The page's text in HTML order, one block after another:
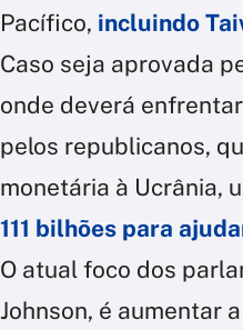
Pacífico, incluindo
Caso seja aprovada
onde deverá
pelos republicanos,
monetária à Ucrânia,
111 bilhões para
O atual foco dos
Johnson, é aumentar